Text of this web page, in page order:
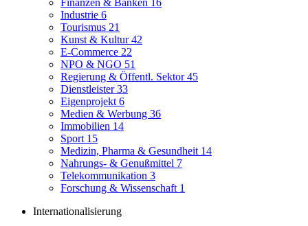
Finanzen & Banken 16
Industrie 6
Tourismus 21
Kunst & Kultur42
E-Commerce 22
NPO & NGO 51
Regierung & Öffentl. Sektor45
Dienstleister33
Eigenprojekt 6
Medien & Werbung 36
Immobilien 14
Sport 15
Medizin, Pharma & Gesundheit 14
Nahrungs- & Genußmittel 7
Telekommunikation 3
Forschung & Wissenschaft 1
Internationalisierung